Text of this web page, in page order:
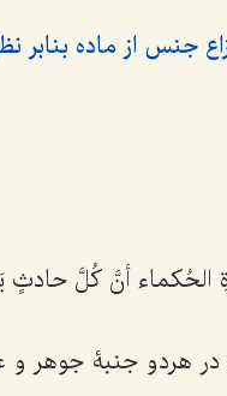
از ماده بنابر
الحُكماء أنَّ كُلَّ حادثٍ
جنبۀ جوهر و